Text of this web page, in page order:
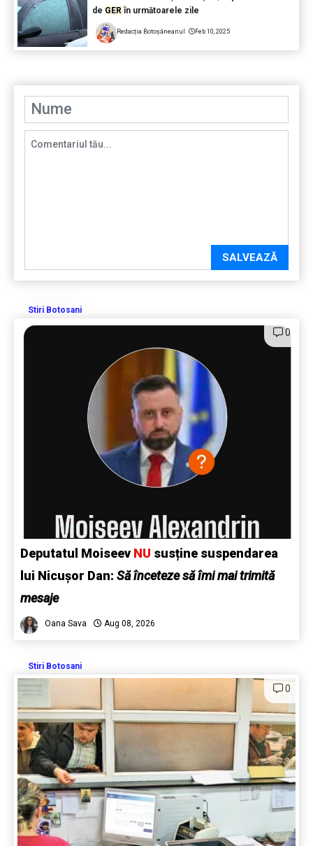
de GERîn următoarele zile
Redacția Botoșăneanul Feb 10, 2025
SALVEAZĂ
Stiri Botosani
0
Deputatul Moiseev NU susține suspendarea
lui Nicușor Dan: Să înceteze să îmi mai trimită
mesaje
Oana Sava Aug 08, 2026
Stiri Botosani
0